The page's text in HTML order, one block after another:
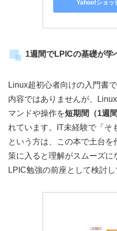
Yahoo!ショッ
1週間でLPICの基礎が学
Linux超初心者向けの入門書
内容ではありませんが、
マンドや操作を短期間（1週
れています。IT未経験で「そ
という方は、この本で土台
策に入ると理解がスムーズに
LPIC勉強の前座として検討し